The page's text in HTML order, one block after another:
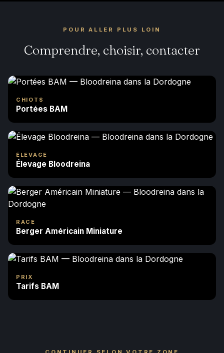
POUR ALLER PLUS LOIN
Comprendre, choisir, contacter
CHIOTS
Portées BAM
ÉLEVAGE
Élevage Bloodreina
RACE
Berger Américain Miniature
PRIX
Tarifs BAM